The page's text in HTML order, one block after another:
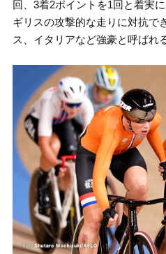
回、3着2ポイントを1回と着実
ギリスの攻撃的な走りに対抗で
ス、イタリアなど強豪と呼ばれ